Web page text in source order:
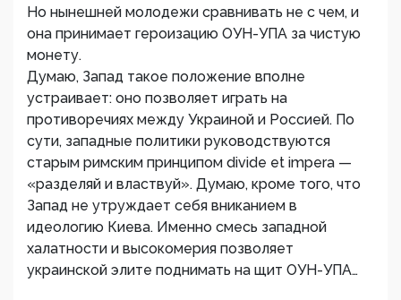
Но нынешней молодежи сравнивать не с чем, и
она принимает героизацию ОУН-УПА за чистую
монету.
Думаю, Запад такое положение вполне
устраивает: оно позволяет играть на
противоречиях между Украиной и Россией. По
сути, западные политики руководствуются
старым римским принципом divide et impera —
«разделяй и властвуй». Думаю, кроме того, что
Запад не утруждает себя вниканием в
идеологию Киева. Именно смесь западной
халатности и высокомерия позволяет
украинской элите поднимать на щит ОУН-УПА…